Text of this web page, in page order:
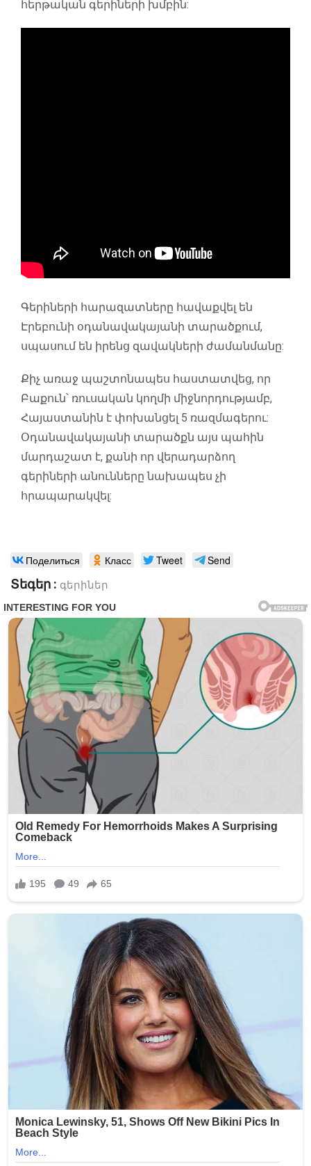
հերթական գերիների խմբին:
Գերիների հարազատները հավաքվել են
Էրեբունի օդանավակայանի տարածքում,
սպասում են իրենց զավակների ժամանմանը:
Քիչ առաջ պաշտոնապես հաստատվեց, որ
Բաքուն՝ ռուսական կողմի միջնորդությամբ,
Հայաստանին է փոխանցել 5 ռազմագերու:
Օդանավակայանի տարածքն այս պահին
մարդաշատ է, քանի որ վերադարձող
գերիների անունները նախապես չի
հրապարակվել:
Поделиться Класс Tweet Send
Տեգեր : գերիներ